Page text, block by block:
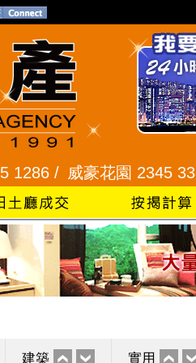
/威豪花園 2345 3331 /
建築 實用